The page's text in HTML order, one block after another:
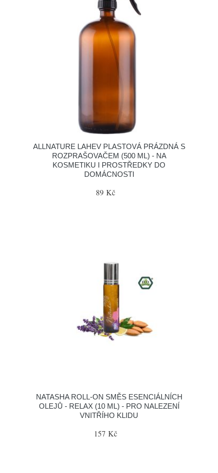
ALLNATURE LAHEV PLASTOVÁ PRÁZDNÁ S
ROZPRAŠOVAČEM (500 ML) - NA
KOSMETIKU I PROSTŘEDKY DO
DOMÁCNOSTI
89 Kč
NATASHA ROLL-ON SMĚS ESENCIÁLNÍCH
OLEJŮ - RELAX (10 ML) - PRO NALEZENÍ
VNITŘÍHO KLIDU
157 Kč